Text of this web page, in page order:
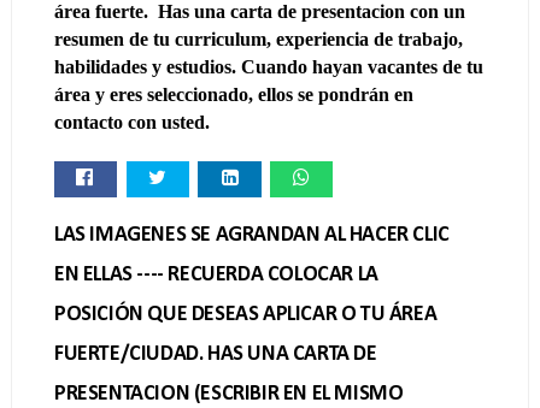
área fuerte. Has una carta de presentacion con un
resumen de tu curriculum, experiencia de trabajo,
habilidades y estudios. Cuando hayan vacantes de tu
área y eres seleccionado, ellos se pondrán en
contacto con usted.
LAS IMAGENES SE AGRANDAN AL HACER CLIC
EN ELLAS ---- RECUERDA COLOCAR LA
POSICIÓN QUE DESEAS APLICAR O TU ÁREA
FUERTE/CIUDAD. HAS UNA CARTA DE
PRESENTACION (ESCRIBIR EN EL MISMO